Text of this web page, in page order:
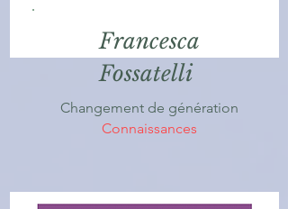
Francesca
Fossatelli
Changement de génération
Connaissances